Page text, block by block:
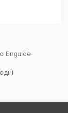
Enguide